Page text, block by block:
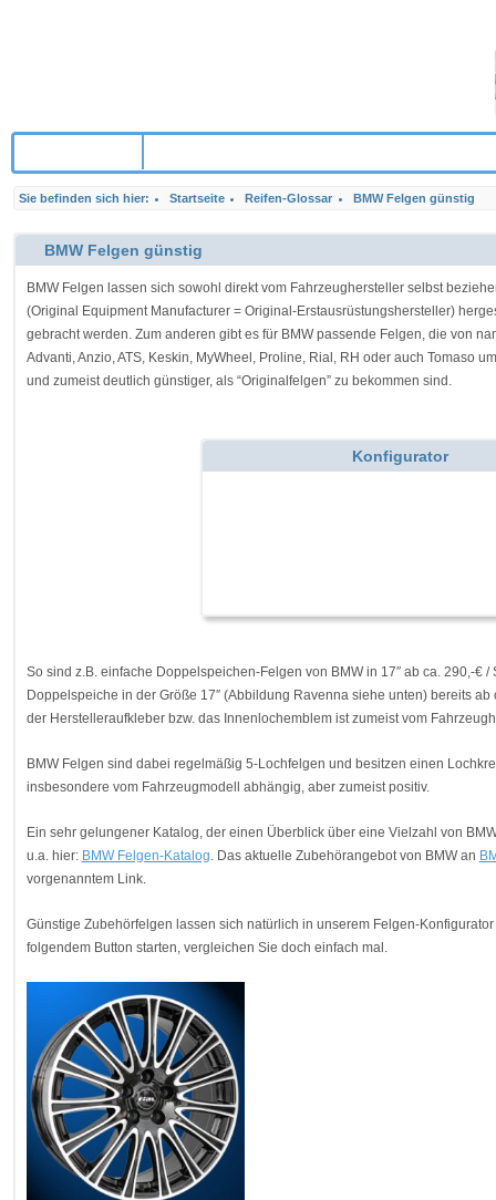
Sie befinden sich hier: Startseite Reifen-Glossar BMW Felgen günstig
BMW Felgen günstig
BMW Felgen lassen sich sowohl direkt vom Fahrzeughersteller selbst
(Original Equipment Manufacturer = Original-Erstausrüstungshersteller)
gebracht werden. Zum anderen gibt es für BMW passende Felgen, die von
Advanti, Anzio, ATS, Keskin, MyWheel, Proline, Rial, RH oder auch Tomaso
und zumeist deutlich günstiger, als “Originalfelgen” zu bekommen sind.
Konfigurator
So sind z.B. einfache Doppelspeichen-Felgen von BMW in 17″ ab ca. 290,-€
Doppelspeiche in der Größe 17″ (Abbildung Ravenna siehe unten) bereits
der Herstelleraufkleber bzw. das Innenlochemblem ist zumeist vom
BMW Felgen sind dabei regelmäßig 5-Lochfelgen und besitzen einen
insbesondere vom Fahrzeugmodell abhängig, aber zumeist positiv.
Ein sehr gelungener Katalog, der einen Überblick über eine Vielzahl von
u.a. hier: BMW Felgen-Katalog. Das aktuelle Zubehörangebot von BMW an
vorgenanntem Link.
Günstige Zubehörfelgen lassen sich natürlich in unserem Felgen-
folgendem Button starten, vergleichen Sie doch einfach mal.